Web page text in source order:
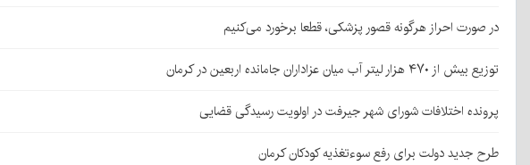
در صورت احراز هرگونه قصور پزشکی، قطعا برخورد می‌کنیم
توزیع بیش از ۴۷۰ هزار لیتر آب میان عزاداران جامانده اربعین در کرمان
پرونده اختلافات شورای شهر جیرفت در اولویت رسیدگی قضایی
طرح جدید دولت برای رفع سوءتغذیه کودکان کرمان